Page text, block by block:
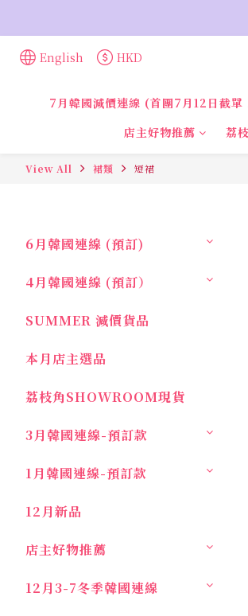
English HKD
7月韓國減價連線 (首團7月12日截單
店主好物推薦
荔
View All 裙類 短裙
6月韓國連線 (預訂)
4月韓國連線 (預訂）
SUMMER 減價貨品
本月店主選品
荔枝角SHOWROOM現貨
3月韓國連線-預訂款
1月韓國連線-預訂款
12月新品
店主好物推薦
12月3-7冬季韓國連線